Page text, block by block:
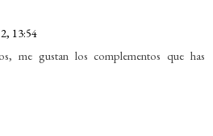
13:54
me gustan los complementos que has